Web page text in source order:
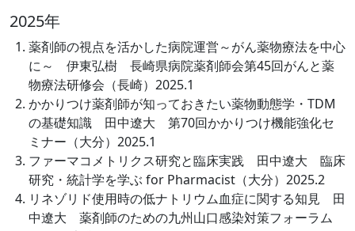
2025年
薬剤師の視点を活かした病院運営～がん薬物療法を中心
に～ 伊東弘樹 長崎県病院薬剤師会第45回がんと薬
物療法研修会（長崎）2025.1
かかりつけ薬剤師が知っておきたい薬物動態学・TDM
の基礎知識 田中遼大 第70回かかりつけ機能強化セ
ミナー（大分）2025.1
ファーマコメトリクス研究と臨床実践 田中遼大 臨床
研究・統計学を学ぶ for Pharmacist（大分）2025.2
リネゾリド使用時の低ナトリウム血症に関する知見 田
中遼大 薬剤師のための九州山口感染対策フォーラム